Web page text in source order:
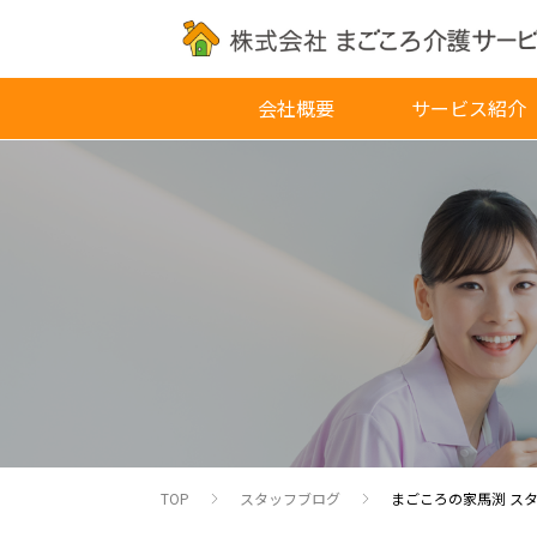
会社概要 サービス紹介
TOP スタッフブログ まごころの家馬渕 ス